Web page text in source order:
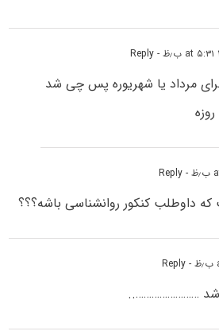
- Reply
مرداد یا شهریوره پس چی شد
- Reply
داوطلب کنکور روانشناسی باشه؟؟؟
- Reply
شد ……………………..